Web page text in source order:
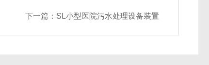
下一篇： SL小型医院污水处理设备装置